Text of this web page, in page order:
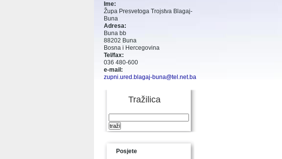
Ime:
Župa Presvetoga Trojstva Blagaj-
Buna
Adresa:
Buna bb
88202 Buna
Bosna i Hercegovina
Tel/fax:
036 480-600
e-mail:
zupni.ured.blagaj-buna@tel.net.ba
Tražilica
Posjete